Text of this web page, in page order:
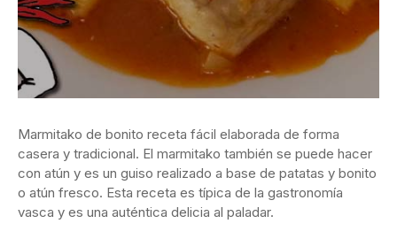
Marmitako de bonito receta fácil elaborada de forma
casera y tradicional. El marmitako también se puede hacer
con atún y es un guiso realizado a base de patatas y bonito
o atún fresco. Esta receta es típica de la gastronomía
vasca y es una auténtica delicia al paladar.